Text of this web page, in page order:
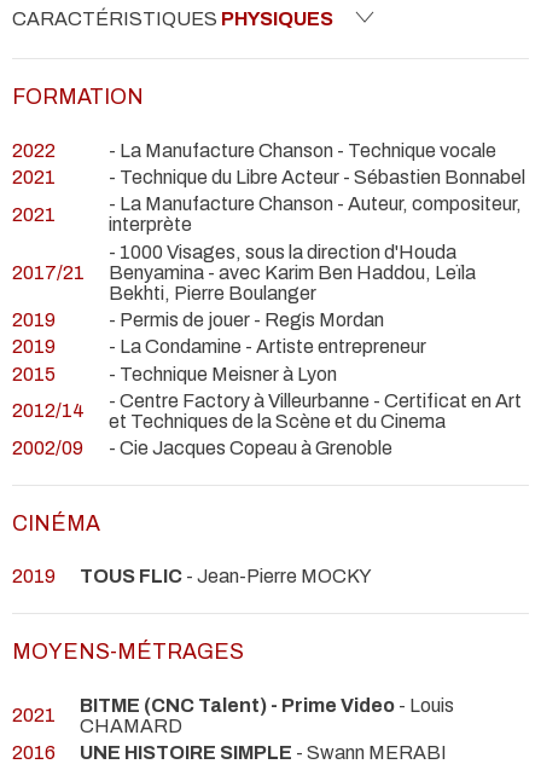
CARACTÉRISTIQUES PHYSIQUES
FORMATION
2022
- La Manufacture Chanson - Technique vocale
2021
- Technique du Libre Acteur - Sébastien Bonnabel
2021
- La Manufacture Chanson - Auteur, compositeur,
interprète
2017/21
- 1000 Visages, sous la direction d'Houda
Benyamina - avec Karim Ben Haddou, Leïla
Bekhti, Pierre Boulanger
2019
- Permis de jouer - Regis Mordan
2019
- La Condamine - Artiste entrepreneur
2015
- Technique Meisner à Lyon
2012/14
- Centre Factory à Villeurbanne - Certificat en Art
et Techniques de la Scène et du Cinema
2002/09
- Cie Jacques Copeau à Grenoble
CINÉMA
2019 TOUS FLIC - Jean-Pierre MOCKY
MOYENS-MÉTRAGES
2021 BITME (CNC Talent) - Prime Video - Louis
CHAMARD
2016
UNE HISTOIRE SIMPLE - Swann MERABI